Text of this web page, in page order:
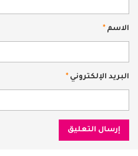
الاسم *
البريد الإلكتروني *